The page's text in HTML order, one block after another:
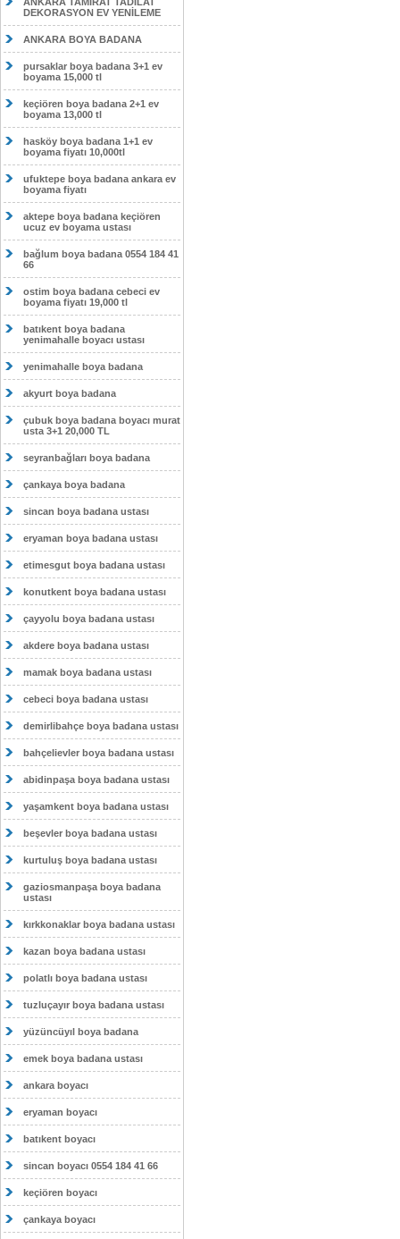
DEKORASYON EV YENİLEME
ANKARA BOYA BADANA
pursaklar boya badana 3+1 ev
boyama 15,000 tl
keçiören boya badana 2+1 ev
boyama 13,000 tl
hasköy boya badana 1+1 ev
boyama fiyatı 10,000tl
ufuktepe boya badana ankara ev
boyama fiyatı
aktepe boya badana keçiören
ucuz ev boyama ustası
bağlum boya badana 0554 184 41
66
ostim boya badana cebeci ev
boyama fiyatı 19,000 tl
batıkent boya badana
yenimahalle boyacı ustası
yenimahalle boya badana
akyurt boya badana
çubuk boya badana boyacı murat
usta 3+1 20,000 TL
seyranbağları boya badana
çankaya boya badana
sincan boya badana ustası
eryaman boya badana ustası
etimesgut boya badana ustası
konutkent boya badana ustası
çayyolu boya badana ustası
akdere boya badana ustası
mamak boya badana ustası
cebeci boya badana ustası
demirlibahçe boya badana ustası
bahçelievler boya badana ustası
abidinpaşa boya badana ustası
yaşamkent boya badana ustası
beşevler boya badana ustası
kurtuluş boya badana ustası
gaziosmanpaşa boya badana
ustası
kırkkonaklar boya badana ustası
kazan boya badana ustası
polatlı boya badana ustası
tuzluçayır boya badana ustası
yüzüncüyıl boya badana
emek boya badana ustası
ankara boyacı
eryaman boyacı
batıkent boyacı
sincan boyacı 0554 184 41 66
keçiören boyacı
çankaya boyacı